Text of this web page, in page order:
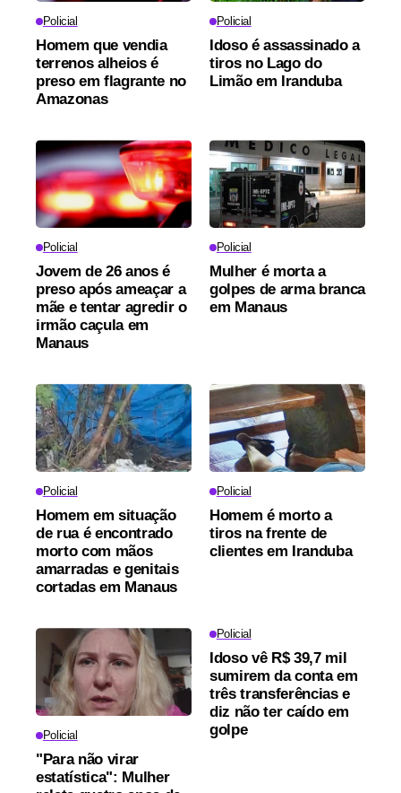
Policial
Homem que vendia
terrenos alheios é
preso em flagrante no
Amazonas
Policial
Idoso é assassinado a
tiros no Lago do
Limão em Iranduba
Policial
Jovem de 26 anos é
preso após ameaçar a
mãe e tentar agredir o
irmão caçula em
Manaus
Policial
Mulher é morta a
golpes de arma branca
em Manaus
Policial
Homem em situação
de rua é encontrado
morto com mãos
amarradas e genitais
cortadas em Manaus
Policial
Homem é morto a
tiros na frente de
clientes em Iranduba
Policial
"Para não virar
estatística": Mulher
Policial
Idoso vê R$ 39,7 mil
sumirem da conta em
três transferências e
diz não ter caído em
golpe